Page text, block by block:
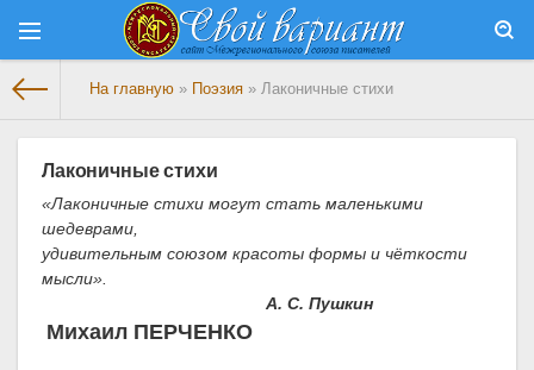
На главную » Поэзия » Лаконичные стихи
Лаконичные стихи
«Лаконичные стихи могут стать маленькими
шедеврами,
удивительным союзом красоты формы и чёткости
мысли».
А. С. Пушкин
Михаил ПЕРЧЕНКО